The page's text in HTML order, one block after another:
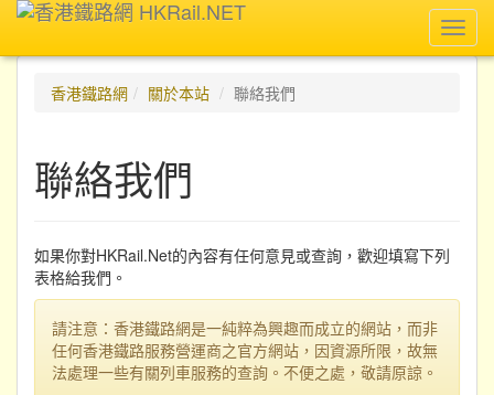
香港鐵路網
關於本站 聯絡我們
聯絡我們
如果你對HKRail.Net的內容有任何意見或查詢，歡迎填寫下列
表格給我們。
請注意：香港鐵路網是一純粹為興趣而成立的網站，而非
任何香港鐵路服務營運商之官方網站，因資源所限，故無
法處理一些有關列車服務的查詢。不便之處，敬請原諒。